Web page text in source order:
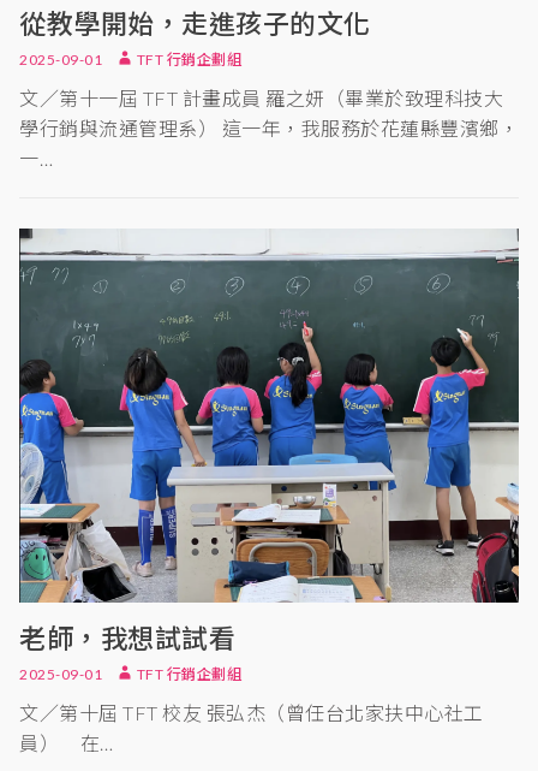
從教學開始，走進孩子的文化
2025-09-01 TFT 行銷企劃組
文／第十一屆 TFT 計畫成員 羅之妍（畢業於致理科技大
學行銷與流通管理系） 這一年，我服務於花蓮縣豐濱鄉，
一…
老師，我想試試看
2025-09-01 TFT 行銷企劃組
文／第十屆 TFT 校友 張弘杰（曾任台北家扶中心社工
員） 在…